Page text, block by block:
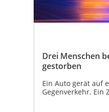
Drei Menschen
gestorben
Ein Auto gerät auf
Gegenverkehr. Ein